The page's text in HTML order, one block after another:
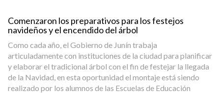
Comenzaron los preparativos para los festejos
navideños y el encendido del árbol
Como cada año, el Gobierno de Junín trabaja
articuladamente con instituciones de la ciudad para planificar
y elaborar el tradicional árbol con el fin de festejar la llegada
de la Navidad, en esta oportunidad el montaje está siendo
realizado por los alumnos de las Escuelas de Educación